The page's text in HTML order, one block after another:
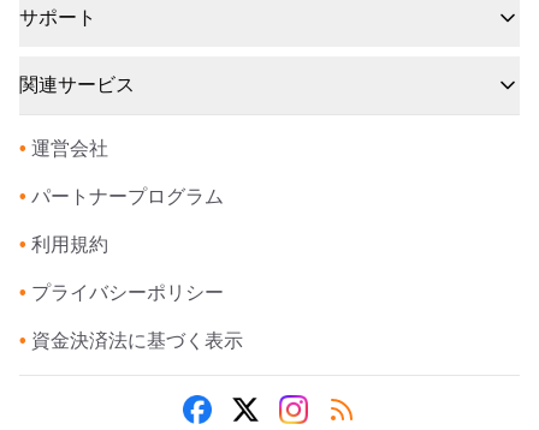
サポート
関連サービス
• 運営会社
• パートナープログラム
• 利用規約
• プライバシーポリシー
• 資金決済法に基づく表示